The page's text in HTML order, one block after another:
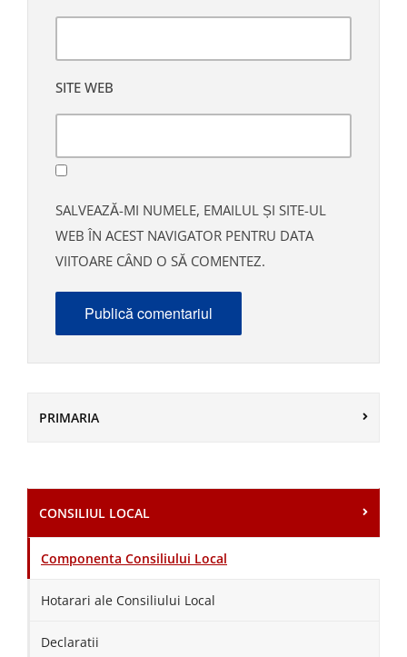
PRIMARIA
CONSILIUL LOCAL
Componenta Consiliului Local
Hotarari ale Consiliului Local
Declaratii
SITE WEB
SALVEAZĂ-MI NUMELE, EMAILUL ȘI SITE-UL
WEB ÎN ACEST NAVIGATOR PENTRU DATA
VIITOARE CÂND O SĂ COMENTEZ.